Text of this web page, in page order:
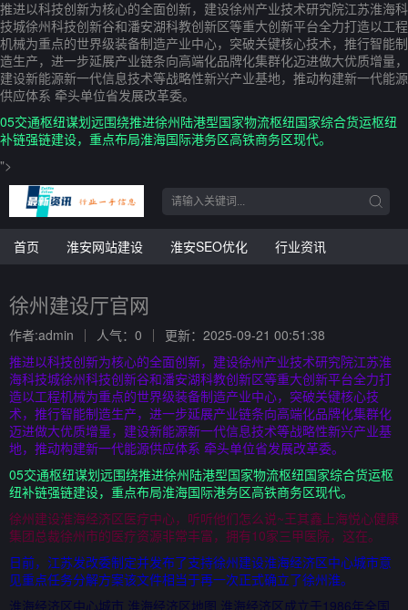
推进以科技创新为核心的全面创新，建设徐州产业技术研究院江苏淮海科
技城徐州科技创新谷和潘安湖科教创新区等重大创新平台全力打造以工程
机械为重点的世界级装备制造产业中心，突破关键核心技术，推行智能制
造生产，进一步延展产业链条向高端化品牌化集群化迈进做大优质增量，
建设新能源新一代信息技术等战略性新兴产业基地，推动构建新一代能源
供应体系 牵头单位省发展改革委。
05交通枢纽谋划远围绕推进徐州陆港型国家物流枢纽国家综合货运枢纽
补链强链建设，重点布局淮海国际港务区高铁商务区现代。
">
首页 淮安网站建设 淮安SEO优化 行业资讯
徐州建设厅官网
作者:admin 人气：0
更新：2025-09-21 00:51:38
推进以科技创新为核心的全面创新，建设徐州产业技术研究院江苏淮
海科技城徐州科技创新谷和潘安湖科教创新区等重大创新平台全力打
造以工程机械为重点的世界级装备制造产业中心，突破关键核心技
术，推行智能制造生产，进一步延展产业链条向高端化品牌化集群化
迈进做大优质增量，建设新能源新一代信息技术等战略性新兴产业基
地，推动构建新一代能源供应体系 牵头单位省发展改革委。
05交通枢纽谋划远围绕推进徐州陆港型国家物流枢纽国家综合货运枢
纽补链强链建设，重点布局淮海国际港务区高铁商务区现代。
徐州建设淮海经济区医疗中心，听听他们怎么说~王其鑫上海悦心健康
集团总裁徐州市的医疗资源非常丰富，拥有10家三甲医院，这在。
日前，江苏发改委制定并发布了支持徐州建设淮海经济区中心城市意
见重点任务分解方案该文件相当于再一次正式确立了徐州淮。
淮海经济区中心城市 淮海经济区地图 淮海经济区成立于1986年全国